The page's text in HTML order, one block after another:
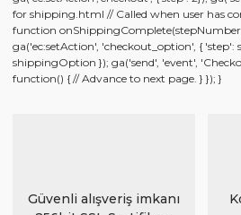
for shipping.html // Called when user has
function
ga('ec:setAction', 'checkout_option', {
shippingOption }); ga('send', 'event',
function() { // Advance to next page. } }); }
Güvenli alışveriş imkanı